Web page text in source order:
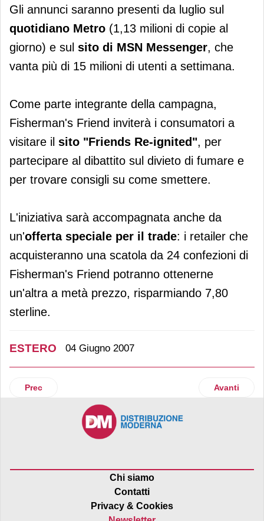
Gli annunci saranno presenti da luglio sul
quotidiano Metro (1,13 milioni di copie al
giorno) e sul sito di MSN Messenger, che
vanta più di 15 milioni di utenti a settimana.
Come parte integrante della campagna,
Fisherman's Friend inviterà i consumatori a
visitare il sito "Friends Re-ignited", per
partecipare al dibattito sul divieto di fumare e
per trovare consigli su come smettere.
L'iniziativa sarà accompagnata anche da
un'offerta speciale per il trade: i retailer che
acquisteranno una scatola da 24 confezioni di
Fisherman's Friend potranno ottenerne
un'altra a metà prezzo, risparmiando 7,80
sterline.
ESTERO 04 Giugno 2007
Articolo precedente: Whole Foods Market e l'attenzione
Prec Articolo
Avanti
Chi siamo
Contatti
Privacy & Cookies